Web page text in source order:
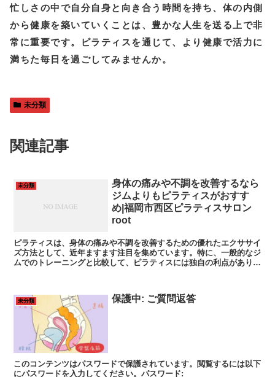
忙しさの中で自分自身と向き合う時間を持ち、体の内側
から健康を築いていくことは、豊かな人生を送る上で非
常に重要です。ピラティスを通じて、より健康で活力に
満ちた毎日を過ごしてみませんか。
未分類
関連記事
未分類
身体の痛みや不調を改善するなら
ジムよりもピラティスがおすす
め|福岡市西区ピラティスサロン
root
ピラティスは、身体の痛みや不調を改善するための優れたエクササイ
ズ方法として、近年ますます注目を集めています。特に、一般的なジ
ムでのトレーニングと比較して、ピラティスには独自の利点があり、
未分類 保護中: ご質問返答
このコンテンツはパスワードで保護されています。閲覧するには以下
にパスワードを入力してください。パスワード: